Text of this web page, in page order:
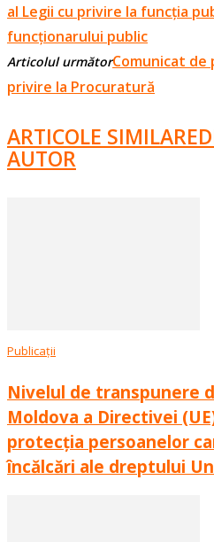
al Legii cu privire la funcția
funcționarului public
Articolul următorComunicat de
privire la Procuratură
ARTICOLE SIMILARE
AUTOR
Publicații
Nivelul de transpunere
Moldova a Directivei
protecția persoanelor
încălcări ale dreptului